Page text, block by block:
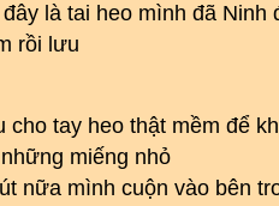
là tai heo mình đã Ninh
rồi lưu
tay heo thật mềm để
miếng nhỏ
nữa mình cuộn vào bên